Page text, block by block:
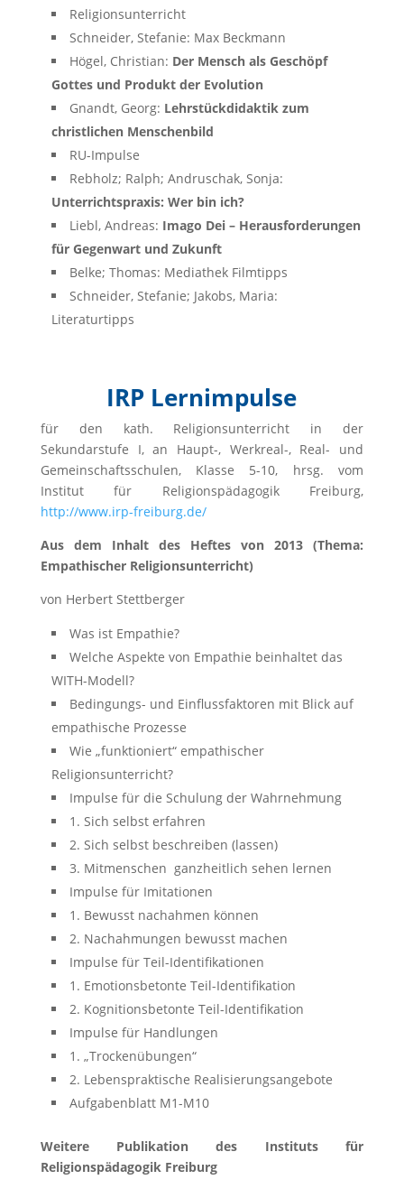
Religionsunterricht
Schneider, Stefanie: Max Beckmann
Högel, Christian: Der Mensch als Geschöpf
Gottes und Produkt der Evolution
Gnandt, Georg: Lehrstückdidaktik zum
christlichen Menschenbild
RU-Impulse
Rebholz; Ralph; Andruschak, Sonja:
Unterrichtspraxis: Wer bin ich?
Liebl, Andreas: Imago Dei – Herausforderungen
für Gegenwart und Zukunft
Belke; Thomas: Mediathek Filmtipps
Schneider, Stefanie; Jakobs, Maria:
Literaturtipps
IRP Lernimpulse
für den kath. Religionsunterricht in der
Sekundarstufe I, an Haupt-, Werkreal-, Real- und
Gemeinschaftsschulen, Klasse 5-10, hrsg. vom
Institut für Religionspädagogik Freiburg,
http://www.irp-freiburg.de/
Aus dem Inhalt des Heftes von 2013 (Thema:
Empathischer Religionsunterricht)
von Herbert Stettberger
Was ist Empathie?
Welche Aspekte von Empathie beinhaltet das
WITH-Modell?
Bedingungs- und Einflussfaktoren mit Blick auf
empathische Prozesse
Wie „funktioniert“ empathischer
Religionsunterricht?
Impulse für die Schulung der Wahrnehmung
1. Sich selbst erfahren
2. Sich selbst beschreiben (lassen)
3. Mitmenschen ganzheitlich sehen lernen
Impulse für Imitationen
1. Bewusst nachahmen können
2. Nachahmungen bewusst machen
Impulse für Teil-Identifikationen
1. Emotionsbetonte Teil-Identifikation
2. Kognitionsbetonte Teil-Identifikation
Impulse für Handlungen
1. „Trockenübungen“
2. Lebenspraktische Realisierungsangebote
Aufgabenblatt M1-M10
Weitere Publikation des Instituts für
Religionspädagogik Freiburg